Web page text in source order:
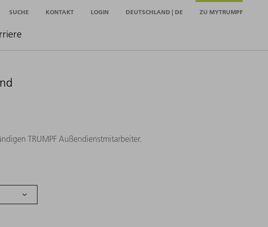
SUCHE KONTAKT LOGIN DEUTSCHLAND | DE ZU MYTRUMPF
TRUMPF Außendienstmitarbeiter.